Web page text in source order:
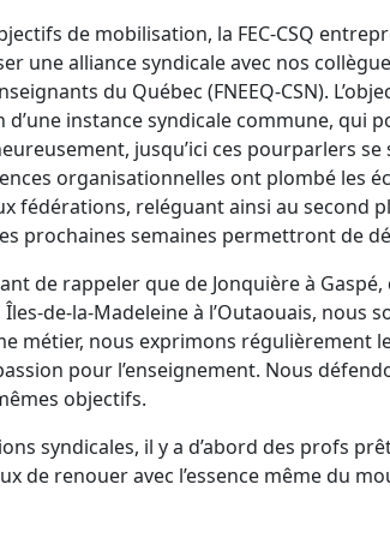
de mobilisation, la FEC-CSQ
une alliance syndicale avec nos
du Québec (FNEEQ-CSN).
d’une instance syndicale commune, qui
jusqu’ici ces pourparlers
organisationnelles ont plombé les
fédérations, reléguant ainsi au second
prochaines semaines permettront de
de rappeler que de Jonquière à Gaspé,
de-la-Madeleine à l’Outaouais, nous
métier, nous exprimons régulièrement
pour l’enseignement. Nous
objectifs.
syndicales, il y a d’abord des profs
de renouer avec l’essence même du